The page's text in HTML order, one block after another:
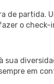
de partida.
o check-
sua
em